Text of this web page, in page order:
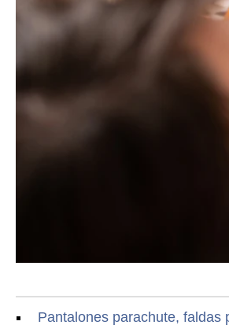
Pantalones parachute, faldas